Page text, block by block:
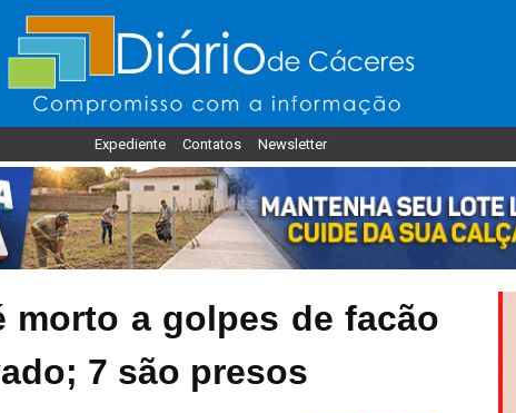
Expediente Contatos Newsletter
morto a golpes de facão
7 são presos